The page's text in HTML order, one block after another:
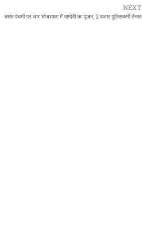
NEXT
बसंत पंचमी पर धार भोजशाला में वाग्देवी का पूजन, 2 हजार पुलिसकर्मी तैनात